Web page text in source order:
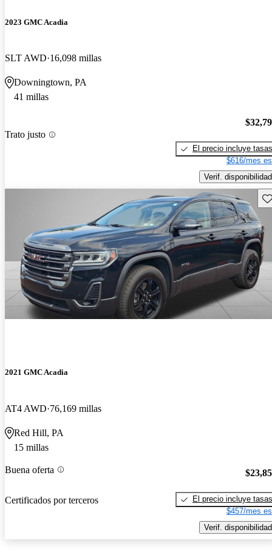
2023 GMC Acadia
SLT AWD 16,098 millas
Downingtown, PA
41 millas
Trato justo
El precio incluye tasas
$616/mes
Verif. disponibilidad
2021 GMC Acadia
AT4 AWD 76,169 millas
Red Hill, PA
15 millas
Buena oferta
Certificados por terceros
El precio incluye tasas
$457/mes
Verif. disponibilidad